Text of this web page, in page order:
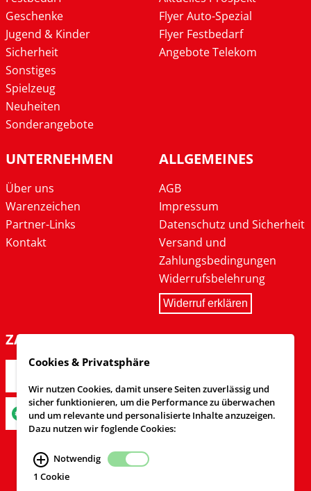
Geschenke
Jugend & Kinder
Sicherheit
Sonstiges
Spielzeug
Neuheiten
Sonderangebote
Flyer Auto-Spezial
Flyer Festbedarf
Angebote Telekom
UNTERNEHMEN
Über uns
Warenzeichen
Partner-Links
Kontakt
ALLGEMEINES
AGB
Impressum
Datenschutz und Sicherheit
Versand und
Zahlungsbedingungen
Widerrufsbelehrung
Widerruf erklären
ZAHLARTEN
Cookies & Privatsphäre
Wir nutzen Cookies, damit unsere Seiten zuverlässig und
sicher funktionieren, um die Performance zu überwachen
und um relevante und personalisierte Inhalte anzuzeigen.
Dazu nutzen wir foglende Cookies:
Notwendig
1 Cookie